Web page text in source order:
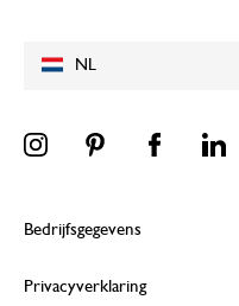
NL
Bedrijfsgegevens
Privacyverklaring